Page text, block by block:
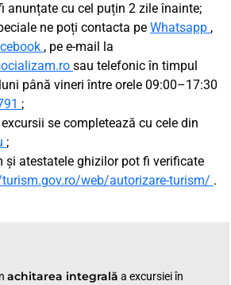
anunțate cu cel puțin 2 zile înainte;
ne poți contacta pe Whatsapp ,
, pe e-mail la
sau telefonic în timpul
până vineri între orele 09:00–17:30
;
se completează cu cele din
;
și atestatele ghizilor pot fi verificate
web/autorizare-turism/ .
achitarea integrală a excursiei în